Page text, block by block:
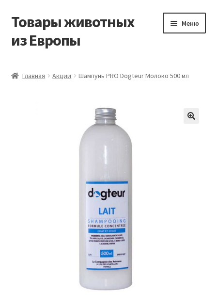
Перейти
навигации
Перейти
содержимому
Товары животных
из Европы
Меню
Заказать доставку корма из Германии
Главная Акции Шампунь PRO Dogteur Молоко 500 мл